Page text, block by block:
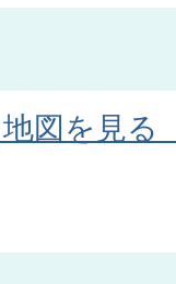
図を見る